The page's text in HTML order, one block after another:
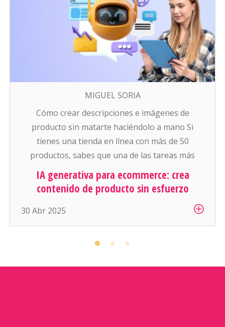
MIGUEL SORIA
Cómo crear descripciones e imágenes de
producto sin matarte haciéndolo a mano Si
tienes una tienda en línea con más de 50
productos, sabes que una de las tareas más
pesadas (y aburridas) es: escribir descripciones
atractivas y conseguir buenas fotos para cada
artículo. Y si manejas cientos o miles de
productos… es simplemente inhumano […]
IA generativa para ecommerce: crea
contenido de producto sin esfuerzo
30 Abr 2025